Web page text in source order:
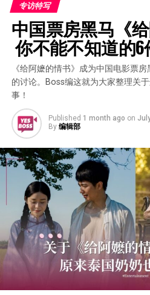
专访特写
中国票房黑马《
你不能不知道的6
《给阿嬷的情书》成为中国电影票
的讨论。Boss编这就为大家整理关
事！
Published 1 month ago on
By 编辑部